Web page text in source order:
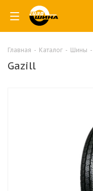
Главная - Каталог - Шины -
Gazill